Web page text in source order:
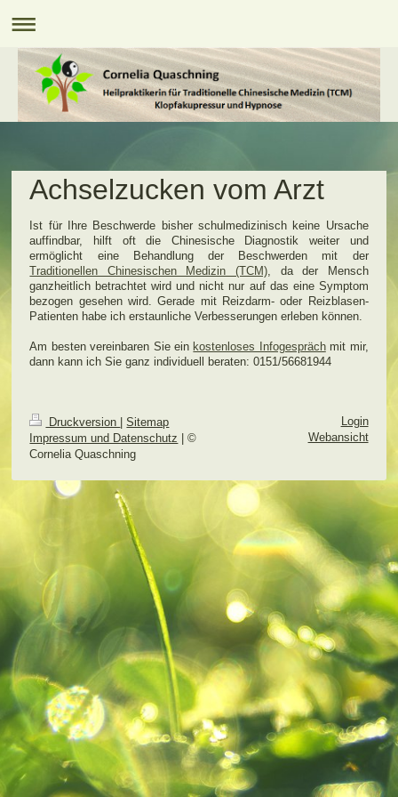
Achselzucken vom Arzt
Ist für Ihre Beschwerde bisher schulmedizinisch keine Ursache
auffindbar, hilft oft die Chinesische Diagnostik weiter und
ermöglicht eine Behandlung der Beschwerden mit der
Traditionellen Chinesischen Medizin (TCM), da der Mensch
ganzheitlich betrachtet wird und nicht nur auf das eine Symptom
bezogen gesehen wird. Gerade mit Reizdarm- oder Reizblasen-
Patienten habe ich erstaunliche Verbesserungen erleben können.
Am besten vereinbaren Sie ein kostenloses Infogesprächmit mir,
dann kann ich Sie ganz individuell beraten: 0151/56681944
Druckversion
Sitemap
Impressum und Datenschutz | ©
Cornelia Quaschning
Login
Webansicht